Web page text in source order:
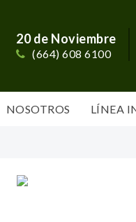
20 de Noviembre
(664) 608 6100
NOSOTROS LÍNEA